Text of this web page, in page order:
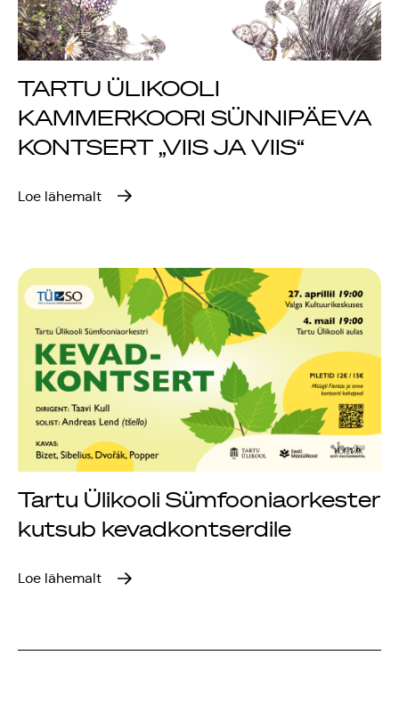
Gaudeamus 2018
Tartus
TARTU ÜLIKOOLI
KAMMERKOORI SÜNNIPÄEVA
KONTSERT „VIIS JA VIIS“
Loe lähemalt
Tartu Ülikooli Sümfooniaorkester
kutsub kevadkontserdile
Loe lähemalt